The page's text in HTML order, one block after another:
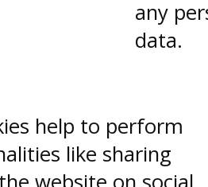
any
data.
help to perform
like sharing